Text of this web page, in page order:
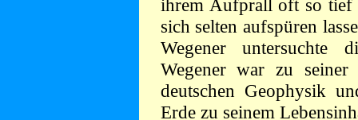
ihrem Aufprall oft so tief
sich selten aufspüren
Wegener untersuchte
Wegener war zu
deutschen Geophysik
Erde zu seinem